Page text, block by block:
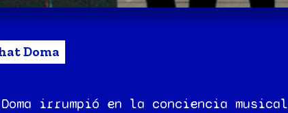
Doma
irrumpió en la conciencia musical